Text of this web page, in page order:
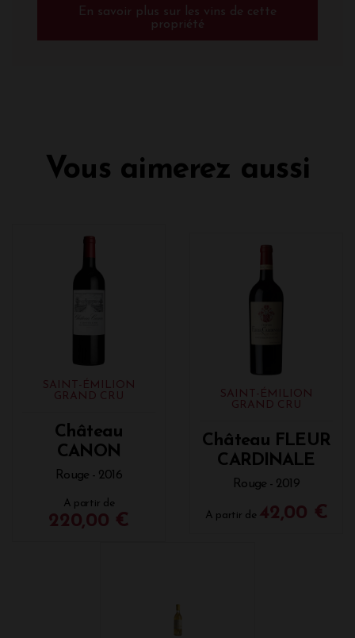
En savoir plus sur les vins de cette
propriété
Vous aimerez aussi
SAINT-ÉMILION
GRAND CRU
Château
CANON
Rouge - 2016
A partir de
220,00 €
SAINT-ÉMILION
GRAND CRU
Château FLEUR
CARDINALE
Rouge - 2019
A partir de 42,00 €